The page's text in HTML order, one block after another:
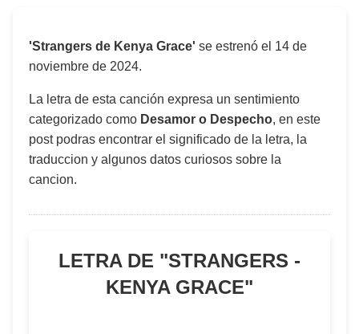
'Strangers de Kenya Grace' se estrenó el 14 de
noviembre de 2024.
La letra de esta canción expresa un sentimiento
categorizado como Desamor o Despecho, en este
post podras encontrar el significado de la letra, la
traduccion y algunos datos curiosos sobre la
cancion.
LETRA DE "STRANGERS -
KENYA GRACE"